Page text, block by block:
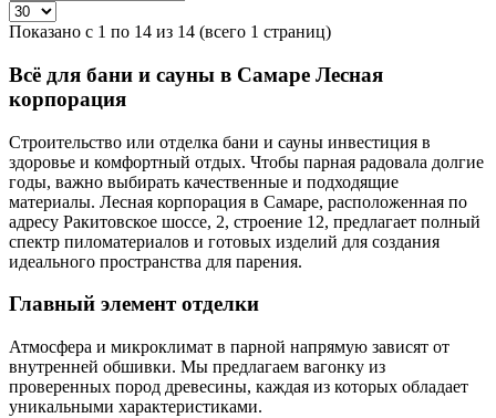
Показано с 1 по 14 из 14 (всего 1 страниц)
Всё для бани и сауны в Самаре Лесная
корпорация
Строительство или отделка бани и сауны инвестиция в
здоровье и комфортный отдых. Чтобы парная радовала долгие
годы, важно выбирать качественные и подходящие
материалы. Лесная корпорация в Самаре, расположенная по
адресу Ракитовское шоссе, 2, строение 12, предлагает полный
спектр пиломатериалов и готовых изделий для создания
идеального пространства для парения.
Главный элемент отделки
Атмосфера и микроклимат в парной напрямую зависят от
внутренней обшивки. Мы предлагаем вагонку из
проверенных пород древесины, каждая из которых обладает
уникальными характеристиками.